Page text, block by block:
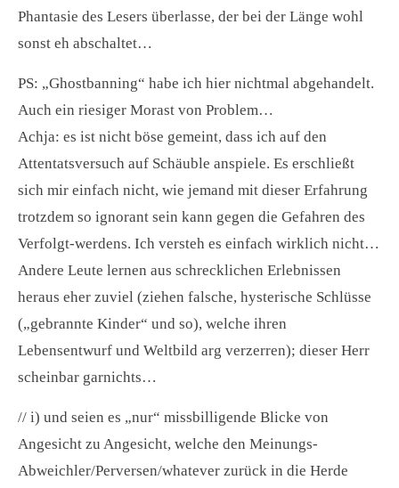
Phantasie des Lesers überlasse, der bei der Länge wohl
sonst eh abschaltet…
PS: „Ghostbanning“ habe ich hier nichtmal abgehandelt.
Auch ein riesiger Morast von Problem…
Achja: es ist nicht böse gemeint, dass ich auf den
Attentatsversuch auf Schäuble anspiele. Es erschließt
sich mir einfach nicht, wie jemand mit dieser Erfahrung
trotzdem so ignorant sein kann gegen die Gefahren des
Verfolgt-werdens. Ich versteh es einfach wirklich nicht…
Andere Leute lernen aus schrecklichen Erlebnissen
heraus eher zuviel (ziehen falsche, hysterische Schlüsse
(„gebrannte Kinder“ und so), welche ihren
Lebensentwurf und Weltbild arg verzerren); dieser Herr
scheinbar garnichts…
// i) und seien es „nur“ missbilligende Blicke von
Angesicht zu Angesicht, welche den Meinungs-
Abweichler/Perversen/whatever zurück in die Herde